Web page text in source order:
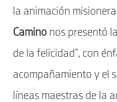
la animación
Camino nos presentó
de la felicidad”, con
acompañamiento y el
líneas maestras de la